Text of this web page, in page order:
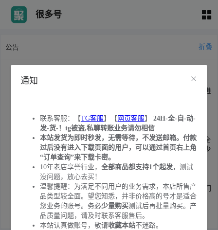
很多号
公告 折叠
被盗,私聊转账业务请勿相信
本站发货为即时秒发，无需等待，不发送邮箱。付款过后没有进
10年老店享誉行业，全部商品都支持1个起发 ，测试没问题，放
心去买！
温馨提醒：为满足不同用户的业务需求，本店所售产品类型较全
面。望您知悉，并非价格高的号才是适合您业务的账号。务必
少
测试后再批量购买。产品质量问题，请及时联系客服售
后。
本站认真做账号，敬请收藏本站
近期发现有黑客扫描订单暴力获取用户卡密:1.建议大家注册我们
网站的会员进行购买(注册会员订单无法被扫描)。2.售出删档，
服务器只保存7天，请提前下载并备份卡密。重要卡密请自行修
改账号密码和所绑定邮箱的密码
通知
联系客服：【TG客服】【 网页客服】24H-全-自-动-
发-货-！tg被盗,私聊转账业务请勿相信
本站发货为即时秒发，无需等待，不发送邮箱。付款
过后没有进入下载页面的用户，可以通过首页右上角
“订单查询”来下载卡密。
10年老店享誉行业，全部商品都支持1个起发，测试
没问题，放心去买！
温馨提醒：为满足不同用户的业务需求，本店所售产
品类型较全面。望您知悉，并非价格高的号才是适合
您业务的账号。务必少量购买测试后再批量购买。产
品质量问题，请及时联系客服售后。
本站认真做账号，敬请收藏本站不迷路。